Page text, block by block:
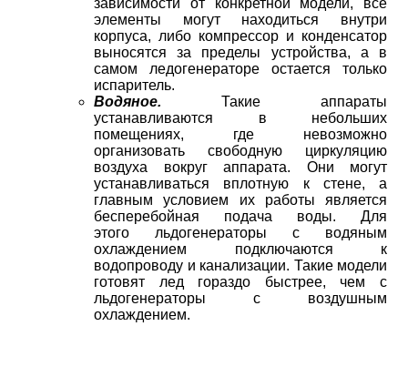
элементы могут находиться внутри
корпуса, либо компрессор и конденсатор
выносятся за пределы устройства, а в
самом ледогенераторе остается только
испаритель.
Водяное. Такие аппараты
устанавливаются в небольших
помещениях, где невозможно
организовать свободную циркуляцию
воздуха вокруг аппарата. Они могут
устанавливаться вплотную к стене, а
главным условием их работы является
бесперебойная подача воды. Для
этого льдогенераторы с водяным
охлаждением подключаются к
водопроводу и канализации. Такие модели
готовят лед гораздо быстрее, чем с
льдогенераторы с воздушным
охлаждением.